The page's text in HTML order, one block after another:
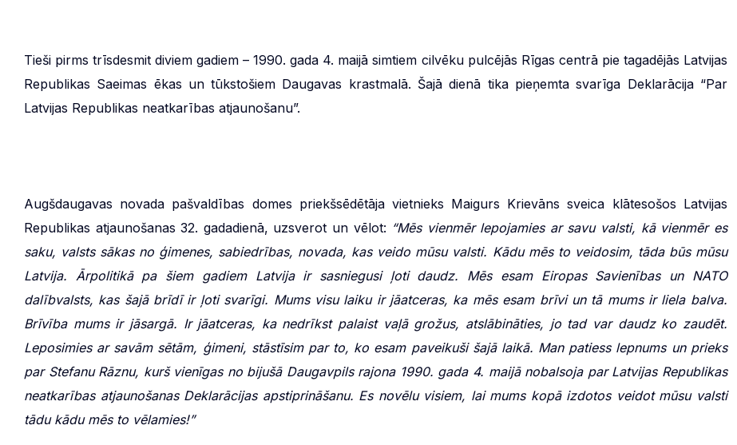
Tieši pirms trīsdesmit diviem gadiem – 1990. gada 4. maijā simtiem cilvēku pulcējās Rīgas centrā pie tagadējās Latvijas
Republikas Saeimas ēkas un tūkstošiem Daugavas krastmalā. Šajā dienā tika pieņemta svarīga Deklarācija “Par
Latvijas Republikas neatkarības atjaunošanu”.
Augšdaugavas novada pašvaldības domes priekšsēdētāja vietnieks Maigurs Krievāns sveica klātesošos Latvijas
Republikas atjaunošanas 32. gadadienā, uzsverot un vēlot: “Mēs vienmēr lepojamies ar savu valsti, kā vienmēr es
saku, valsts sākas no ģimenes, sabiedrības, novada, kas veido mūsu valsti. Kādu mēs to veidosim, tāda būs mūsu
Latvija. Ārpolitikā pa šiem gadiem Latvija ir sasniegusi ļoti daudz. Mēs esam Eiropas Savienības un NATO
dalībvalsts, kas šajā brīdī ir ļoti svarīgi. Mums visu laiku ir jāatceras, ka mēs esam brīvi un tā mums ir liela balva.
Brīvība mums ir jāsargā. Ir jāatceras, ka nedrīkst palaist vaļā grožus, atslābināties, jo tad var daudz ko zaudēt.
Leposimies ar savām sētām, ģimeni, stāstīsim par to, ko esam paveikuši šajā laikā. Man patiess lepnums un prieks
par Stefanu Rāznu, kurš vienīgas no bijušā Daugavpils rajona 1990. gada 4. maijā nobalsoja par Latvijas Republikas
neatkarības atjaunošanas Deklarācijas apstiprināšanu. Es novēlu visiem, lai mums kopā izdotos veidot mūsu valsti
tādu kādu mēs to vēlamies!”